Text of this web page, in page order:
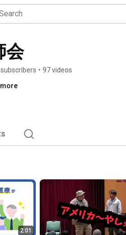
会
• 97 videos
2:01